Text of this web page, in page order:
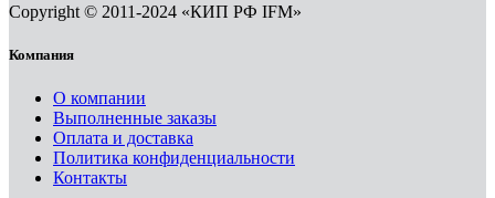
Copyright © 2011-2024 «КИП РФ IFM»
Компания
О компании
Выполненные заказы
Оплата и доставка
Политика конфиденциальности
Контакты